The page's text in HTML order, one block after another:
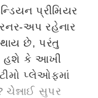
પ્રીમિયર
અપ રહેનાર
થાય છે, પરંતુ
હશે કે આખી
પ્લેઓફમાં
સુપર